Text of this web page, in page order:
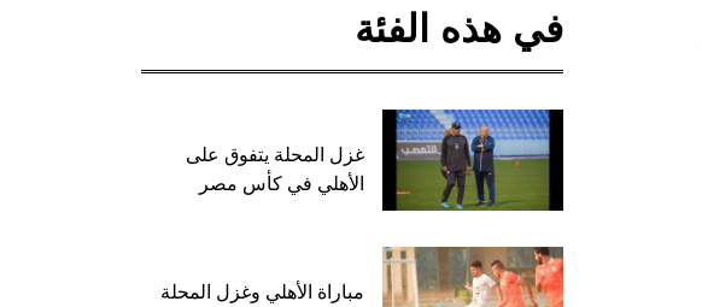
في هذه الفئة
غزل المحلة يتفوق على
الأهلي في كأس مصر
مباراة الأهلي وغزل المحلة